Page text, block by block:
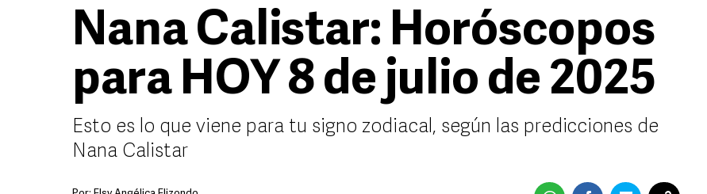
Nana Calistar: Horóscopos
para HOY 8 de julio de 2025
Esto es lo que viene para tu signo zodiacal, según las predicciones de
Nana Calistar